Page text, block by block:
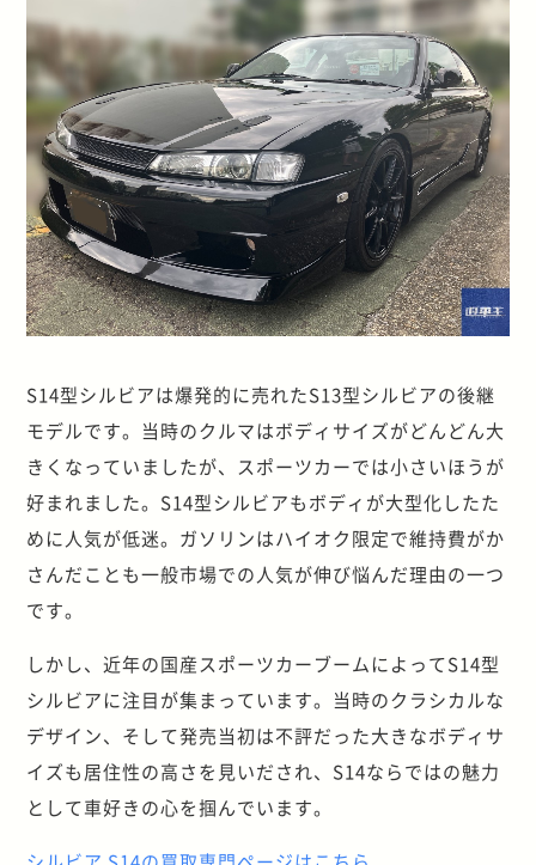
S14型シルビアは爆発的に売れたS13型シルビアの後継
モデルです。当時のクルマはボディサイズがどんどん大
きくなっていましたが、スポーツカーでは小さいほうが
好まれました。S14型シルビアもボディが大型化したた
めに人気が低迷。ガソリンはハイオク限定で維持費がか
さんだことも一般市場での人気が伸び悩んだ理由の一つ
です。
しかし、近年の国産スポーツカーブームによってS14型
シルビアに注目が集まっています。当時のクラシカルな
デザイン、そして発売当初は不評だった大きなボディサ
イズも居住性の高さを見いだされ、S14ならではの魅力
として車好きの心を掴んでいます。